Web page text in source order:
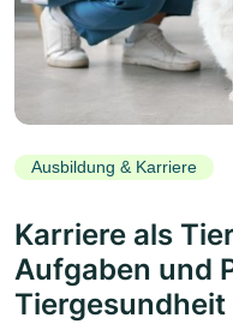
Ausbildung & Karriere
Karriere als
Aufgaben und
Tiergesundheit